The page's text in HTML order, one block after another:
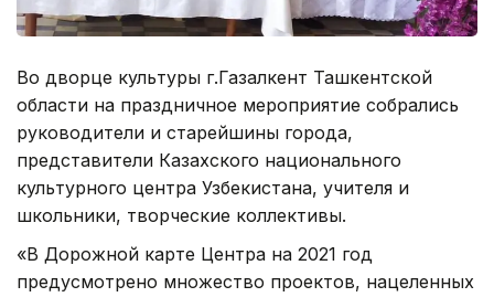
Во дворце культуры г.Газалкент Ташкентской
области на праздничное мероприятие собрались
руководители и старейшины города,
представители Казахского национального
культурного центра Узбекистана, учителя и
школьники, творческие коллективы.
«В Дорожной карте Центра на 2021 год
предусмотрено множество проектов, нацеленных